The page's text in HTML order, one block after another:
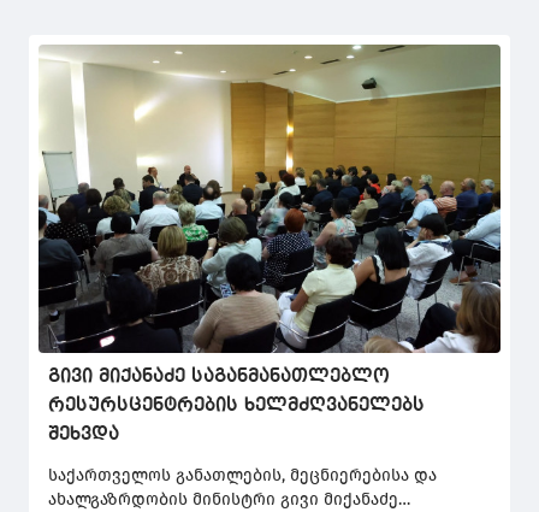
განსაკუთრებული მნიშვნელობა აქვს
დედაქალაქისთვის.
გივი მიქანაძე საგანმანათლებლო
რესურსცენტრების ხელმძღვანელებს
შეხვდა
საქართველოს განათლების, მეცნიერებისა და
ახალგაზრდობის მინისტრი გივი მიქანაძე